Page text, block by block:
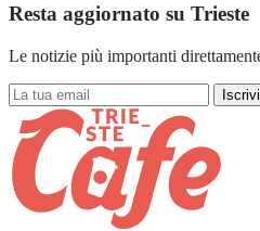
Resta aggiornato su Trieste
Le notizie più importanti